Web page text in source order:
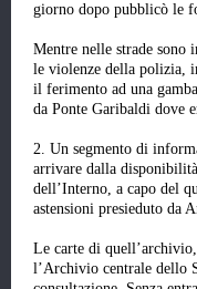
giorno dopo pubblicò le
Mentre nelle strade sono
le violenze della polizia,
il ferimento ad una
da Ponte Garibaldi dove
2. Un segmento di
arrivare dalla
dell’Interno, a capo del
astensioni presieduto da
Le carte di
l’Archivio centrale dello